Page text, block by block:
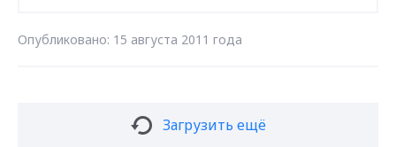
Опубликовано: 15 августа 2011 года
Загрузить ещё